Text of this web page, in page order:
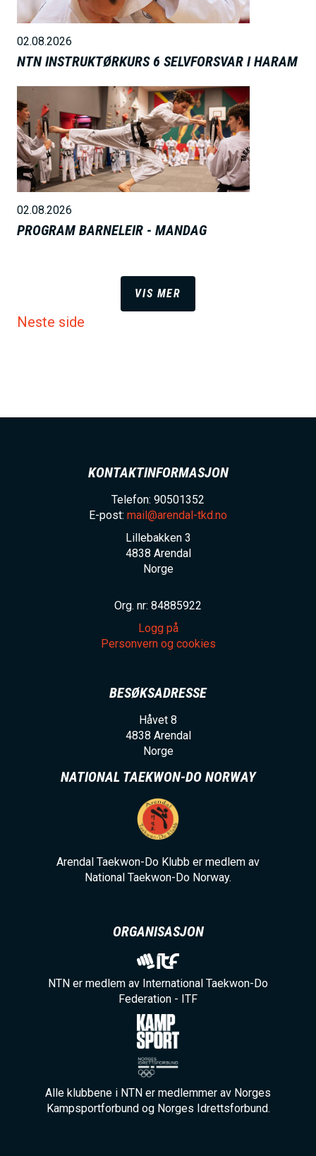
e
02.08.2026
NTN INSTRUKTØRKURS 6 SELVFORSVAR I HARAM
B
i
l
d
e
02.08.2026
PROGRAM BARNELEIR - MANDAG
VIS MER
Neste side
KONTAKTINFORMASJON
Telefon: 90501352
E-post: mail@arendal-tkd.no
Lillebakken 3
4838 Arendal
Norge
Org. nr: 84885922
Logg på
Personvern og cookies
BESØKSADRESSE
Håvet 8
4838 Arendal
Norge
NATIONAL TAEKWON-DO NORWAY
Arendal Taekwon-Do Klubb er medlem av
National Taekwon-Do Norway.
ORGANISASJON
NTN er medlem av International Taekwon-Do
Federation - ITF
Alle klubbene i NTN er medlemmer av Norges
Kampsportforbund og Norges Idrettsforbund.